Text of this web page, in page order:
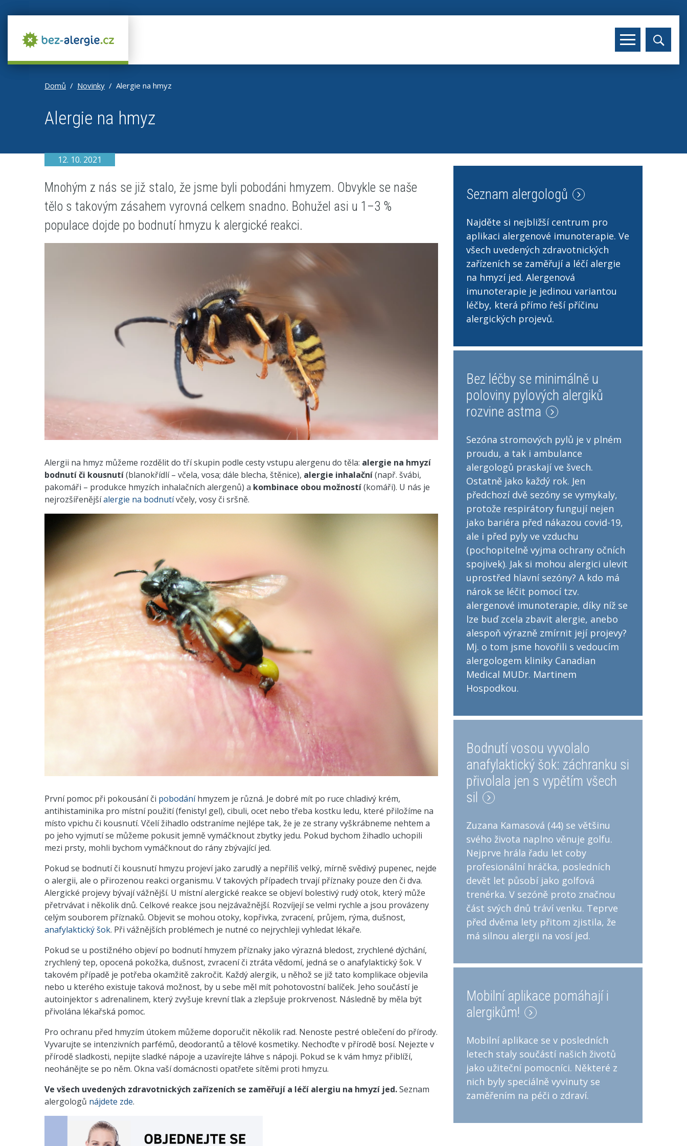
Domů Novinky Alergie na hmyz
Alergie na hmyz
12. 10. 2021
Mnohým z nás se již stalo, že jsme byli pobodáni hmyzem. Obvykle se naše
tělo s takovým zásahem vyrovná celkem snadno. Bohužel asi u 1–3 %
populace dojde po bodnutí hmyzu k alergické reakci.
Alergii na hmyz můžeme rozdělit do tří skupin podle cesty vstupu alergenu do těla: alergie na hmyzí
bodnutí či kousnutí(blanokřídlí – včela, vosa; dále blecha, štěnice), alergie inhalační(např. švábi,
pakomáři – produkce hmyzích inhalačních alergenů) a kombinace obou možností(komáři). U nás je
nejrozšířenějšíalergie na bodnutívčely, vosy či sršně.
První pomoc při pokousání či pobodáníhmyzem je různá. Je dobré mít po ruce chladivý krém,
antihistaminika pro místní použití (fenistyl gel), cibuli, ocet nebo třeba kostku ledu, které přiložíme na
místo vpichu či kousnutí. Včelí žihadlo odstraníme nejlépe tak, že je ze strany vyškrábneme nehtem a
po jeho vyjmutí se můžeme pokusit jemně vymáčknout zbytky jedu. Pokud bychom žihadlo uchopili
mezi prsty, mohli bychom vymáčknout do rány zbývající jed.
Pokud se bodnutí či kousnutí hmyzu projeví jako zarudlý a nepříliš velký, mírně svědivý pupenec, nejde
o alergii, ale o přirozenou reakci organismu. V takových případech trvají příznaky pouze den či dva.
Alergické projevy bývají vážnější. U místní alergické reakce se objeví bolestivý rudý otok, který může
přetrvávat i několik dnů. Celkové reakce jsou nejzávažnější. Rozvíjejí se velmi rychle a jsou provázeny
celým souborem příznaků. Objevit se mohou otoky, kopřivka, zvracení, průjem, rýma, dušnost,
anafylaktický šok. Při vážnějších problémech je nutné co nejrychleji vyhledat lékaře.
Pokud se u postižného objeví po bodnutí hmyzem příznaky jako výrazná bledost, zrychlené dýchání,
zrychlený tep, opocená pokožka, dušnost, zvracení či ztráta vědomí, jedná se o anafylaktický šok. V
takovém případě je potřeba okamžitě zakročit. Každý alergik, u něhož se již tato komplikace objevila
nebo u kterého existuje taková možnost, by u sebe měl mít pohotovostní balíček. Jeho součástí je
autoinjektor s adrenalinem, který zvyšuje krevní tlak a zlepšuje prokrvenost. Následně by měla být
přivolána lékařská pomoc.
Pro ochranu před hmyzím útokem můžeme doporučit několik rad. Nenoste pestré oblečení do přírody.
Vyvarujte se intenzivních parfémů, deodorantů a tělové kosmetiky. Nechoďte v přírodě bosí. Nejezte v
přírodě sladkosti, nepijte sladké nápoje a uzavírejte láhve s nápoji. Pokud se k vám hmyz přiblíží,
neohánějte se po něm. Okna vaší domácnosti opatřete sítěmi proti hmyzu.
Ve všech uvedených zdravotnických zařízeních se zaměřují a léčí alergiu na hmyzí jed.Seznam
alergologů nájdete zde.
Seznam alergologů
Najděte si nejbližší centrum pro
aplikaci alergenové imunoterapie. Ve
všech uvedených zdravotnických
zařízeních se zaměřují a léčí alergie
na hmyzí jed. Alergenová
imunoterapie je jedinou variantou
léčby, která přímo řeší příčinu
alergických projevů.
Bez léčby se minimálně u
poloviny pylových alergiků
rozvine astma
Sezóna stromových pylů je v plném
proudu, a tak i ambulance
alergologů praskají ve švech.
Ostatně jako každý rok. Jen
předchozí dvě sezóny se vymykaly,
protože respirátory fungují nejen
jako bariéra před nákazou covid-19,
ale i před pyly ve vzduchu
(pochopitelně vyjma ochrany očních
spojivek). Jak si mohou alergici ulevit
uprostřed hlavní sezóny? A kdo má
nárok se léčit pomocí tzv.
alergenové imunoterapie, díky níž se
lze buď zcela zbavit alergie, anebo
alespoň výrazně zmírnit její projevy?
Mj. o tom jsme hovořili s vedoucím
alergologem kliniky Canadian
Medical MUDr. Martinem
Hospodkou.
Bodnutí vosou vyvolalo
anafylaktický šok: záchranku si
přivolala jen s vypětím všech
sil
Zuzana Kamasová (44) se většinu
svého života naplno věnuje golfu.
Nejprve hrála řadu let coby
profesionální hráčka, posledních
devět let působí jako golfová
trenérka. V sezóně proto značnou
část svých dnů tráví venku. Teprve
před dvěma lety přitom zjistila, že
má silnou alergii na vosí jed.
Mobilní aplikace pomáhají i
alergikům!
Mobilní aplikace se v posledních
letech staly součástí našich životů
jako užiteční pomocníci. Některé z
nich byly speciálně vyvinuty se
zaměřením na péči o zdraví.